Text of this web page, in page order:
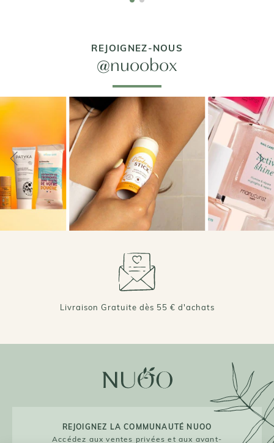
REJOIGNEZ-NOUS
@nuoobox
Livraison Gratuite dès 55 € d'achats
REJOIGNEZ LA COMMUNAUTÉ NUOO
Accédez aux ventes privées et aux avant-